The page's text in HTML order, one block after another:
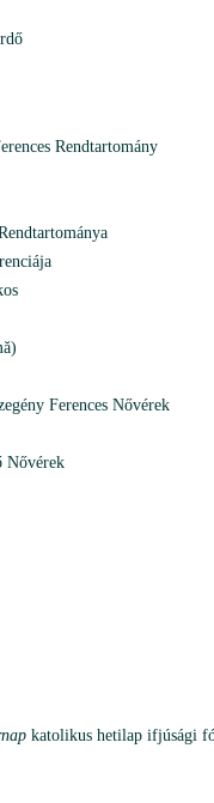
Rendtartomány
Ferences Nővérek
Nővérek
katolikus hetilap ifjúsági